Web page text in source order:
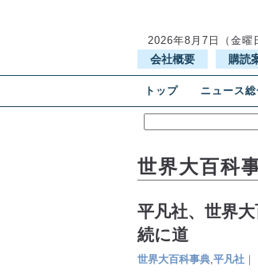
2026年8月7日（金曜
会社概要 購読
トップ ニュース総
世界大百科
平凡社、世界
続に道
世界大百科事典,平凡社 ｜